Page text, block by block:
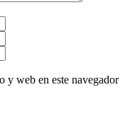
electrónico
y web en este navegador